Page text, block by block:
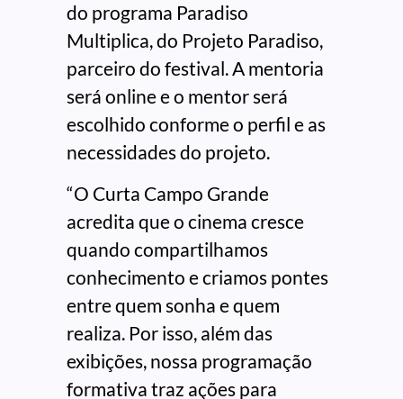
do programa Paradiso
Multiplica, do Projeto Paradiso,
parceiro do festival. A mentoria
será online e o mentor será
escolhido conforme o perfil e as
necessidades do projeto.
“O Curta Campo Grande
acredita que o cinema cresce
quando compartilhamos
conhecimento e criamos pontes
entre quem sonha e quem
realiza. Por isso, além das
exibições, nossa programação
formativa traz ações para